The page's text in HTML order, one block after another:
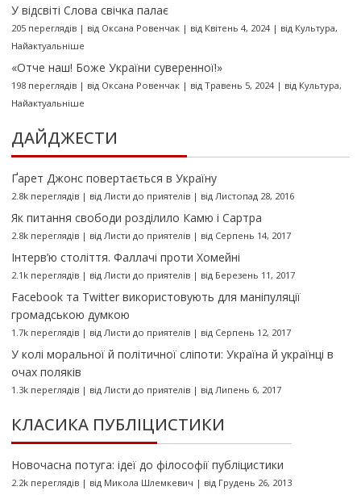
У відсвіті Слова свічка палає
205 переглядів| від Оксана Ровенчак| від Квітень 4, 2024| від Культура,
Найактуальніше
«Отче наш! Боже України суверенної!»
198 переглядів| від Оксана Ровенчак| від Травень 5, 2024| від Культура,
Найактуальніше
ДАЙДЖЕСТИ
Ґарет Джонс повертається в Україну
2.8k переглядів| від Листи до приятелів| від Листопад 28, 2016
Як питання свободи розділило Камю і Сартра
2.8k переглядів| від Листи до приятелів| від Серпень 14, 2017
Інтерв’ю століття. Фаллачі проти Хомейні
2.1k переглядів| від Листи до приятелів| від Березень 11, 2017
Facebook та Twitter використовують для маніпуляції
громадською думкою
1.7k переглядів| від Листи до приятелів| від Серпень 12, 2017
У колі моральної й політичної сліпоти: Україна й українці в
очах поляків
1.3k переглядів| від Листи до приятелів| від Липень 6, 2017
КЛАСИКА ПУБЛІЦИСТИКИ
Новочасна потуга: ідеї до філософії публіцистики
2.2k переглядів| від Микола Шлемкевич | від Грудень 26, 2013